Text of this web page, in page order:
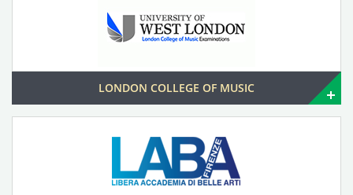
LONDON COLLEGE OF MUSIC